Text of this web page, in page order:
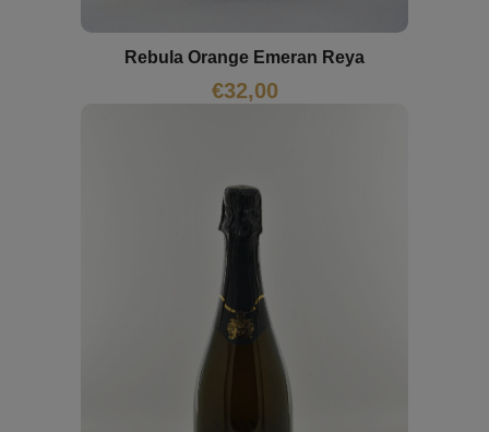
Rebula Orange Emeran Reya
€32,00